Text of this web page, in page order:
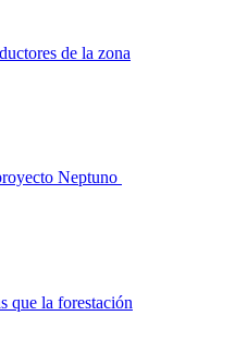
de la zona
Neptuno
que la forestación